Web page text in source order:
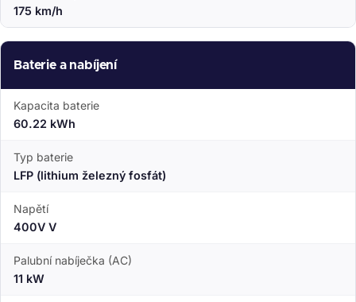
175 km/h
Baterie a nabíjení
Kapacita baterie
60.22 kWh
Typ baterie
LFP (lithium železný fosfát)
Napětí
400V V
Palubní nabíječka (AC)
11 kW